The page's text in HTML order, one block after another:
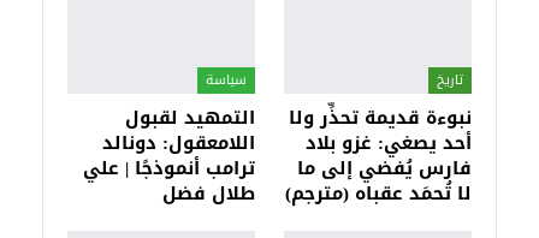
تاريخ
نبوءة قديمة تحذِّر ولا
أحد يصغي: غزو بلاد
فارس يُفضي إلى ما
لا تُحمَد عقباه (مترجم)
سياسة
التمهيد لقبول
اللامعقول: دونالد
ترامب أنموذجًا | علي
طلال فضل